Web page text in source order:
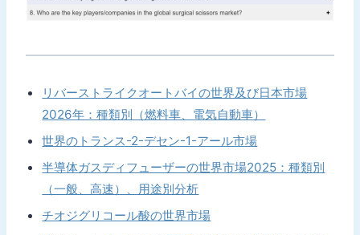
リバーストライクオートバイの世界及び日本市場
2026年：種類別（燃料車、電気自動車）
世界のトランス-2-デセン-1-アール市場
半導体ガスディフューザーの世界市場2025：種類別
（一般、高速）、用途別分析
チオジグリコール酸の世界市場